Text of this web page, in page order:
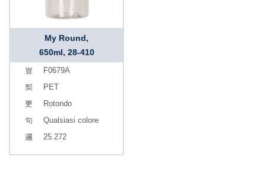
My Round,
650ml, 28-410
F0679A
PET
Rotondo
Qualsiasi colore
25.272